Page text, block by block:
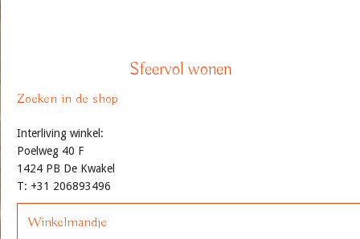
Sfeervol wonen
Zoeken in de shop
Interliving winkel:
Poelweg 40 F
1424 PB De Kwakel
T: +31 206893496
Winkelmandje